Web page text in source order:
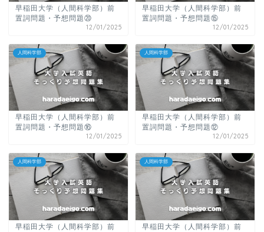
早稲田大学（人間科学部）前
置詞問題・予想問題⑳
12/01/2025
早稲田大学（人間科学部）前
置詞問題・予想問題⑮
12/01/2025
人間科学部
早稲田大学（人間科学部）前
置詞問題・予想問題⑯
12/01/2025
人間科学部
早稲田大学（人間科学部）前
置詞問題・予想問題⑫
12/01/2025
人間科学部
早稲田大学（人間科学部）前
人間科学部
早稲田大学（人間科学部）前